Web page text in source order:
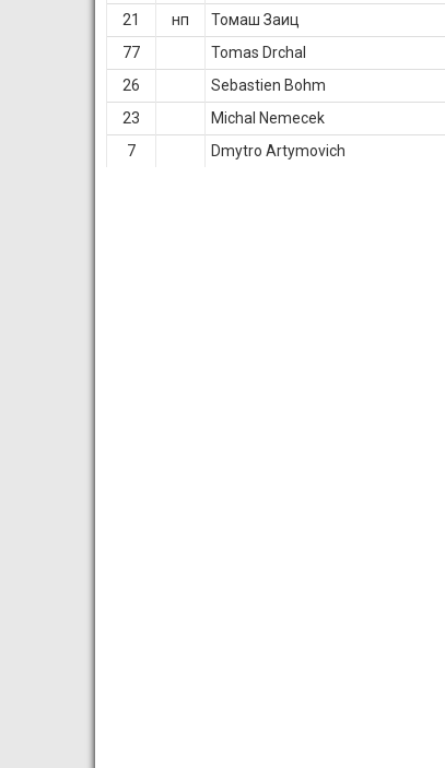
21
нп Томаш Заиц
77
Tomas Drchal
26
Sebastien Bohm
23
Michal Nemecek
7
Dmytro Artymovich